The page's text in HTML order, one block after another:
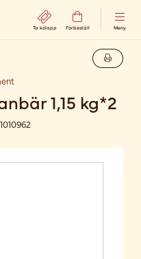
Ta kölapp Förbeställ Meny
1,15 kg*2
1010962